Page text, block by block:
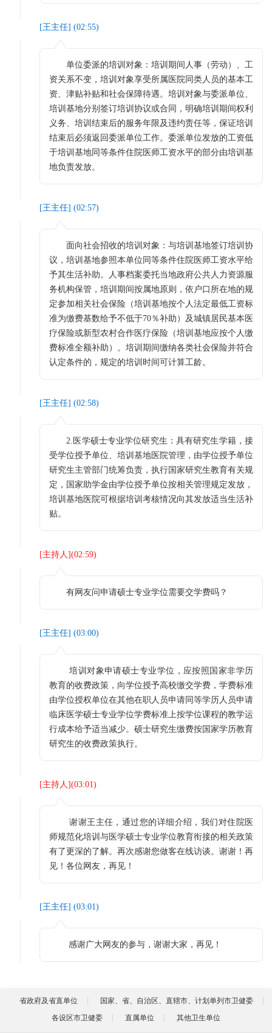
[王主任] (02:55)
单位委派的培训对象：培训期间人事（劳动）、工
资关系不变，培训对象享受所属医院同类人员的基本工
资、津贴补贴和社会保障待遇。培训对象与委派单位、
培训基地分别签订培训协议或合同，明确培训期间权利
义务、培训结束后的服务年限及违约责任等，保证培训
结束后必须返回委派单位工作。委派单位发放的工资低
于培训基地同等条件住院医师工资水平的部分由培训基
地负责发放。
[王主任] (02:57)
面向社会招收的培训对象：与培训基地签订培训协
议，培训基地参照本单位同等条件住院医师工资水平给
予其生活补助。人事档案委托当地政府公共人力资源服
务机构保管，培训期间按属地原则，依户口所在地的规
定参加相关社会保险（培训基地按个人法定最低工资标
准为缴费基数给予不低于70％补助）及城镇居民基本医
疗保险或新型农村合作医疗保险（培训基地应按个人缴
费标准全额补助）。培训期间缴纳各类社会保险并符合
认定条件的，规定的培训时间可计算工龄。
[王主任] (02:58)
2.医学硕士专业学位研究生：具有研究生学籍，接
受学位授予单位、培训基地医院管理，由学位授予单位
研究生主管部门统筹负责，执行国家研究生教育有关规
定，国家助学金由学位授予单位按相关管理规定发放，
培训基地医院可根据培训考核情况向其发放适当生活补
贴。
[主持人 ](02:59)
有网友问申请硕士专业学位需要交学费吗？
[王主任] (03:00)
培训对象申请硕士专业学位，应按照国家非学历
教育的收费政策，向学位授予高校缴交学费，学费标准
由学位授权单位在其他在职人员申请同等学历人员申请
临床医学硕士专业学位学费标准上按学位课程的教学运
行成本给予适当减少。硕士研究生缴费按国家学历教育
研究生的收费政策执行。
[主持人 ](03:01 )
谢谢王主任，通过您的详细介绍，我们对住院医
师规范化培训与医学硕士专业学位教育衔接的相关政策
有了更深的了解。再次感谢您做客在线访谈。谢谢！再
见！各位网友，再见！
[王主任] (03:01 )
感谢广大网友的参与，谢谢大家，再见！
省政府及省直单位
国家、省、自治区、直辖市、计划单列市卫健委
各设区市卫健委
直属单位 其他卫生单位